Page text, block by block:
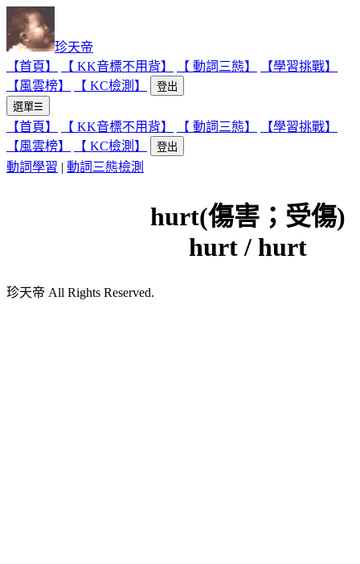
珍天帝
【首頁】
【 KK音標不用背】 【 動詞三態】
【學習挑戰】
【風雲榜】
【 KC檢測】
登出
選單☰
【首頁】 【 KK音標不用背】 【 動詞三態】
【學習挑戰】
【風雲榜】
【 KC檢測】 登出
動詞學習 | 動詞三態檢測
hurt(傷害；受傷)
hurt / hurt
珍天帝 All Rights Reserved.